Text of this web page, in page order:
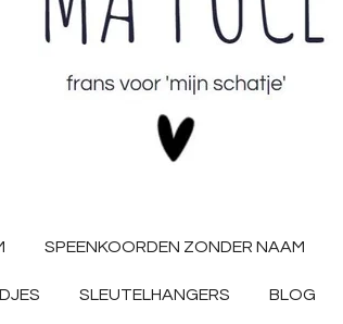
SPEENKOORDEN ZONDER NAAM
SLEUTELHANGERS BLOG